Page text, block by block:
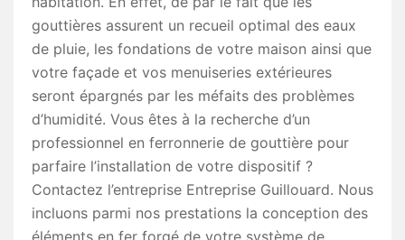
gouttières assurent un recueil optimal des eaux
de pluie, les fondations de votre maison ainsi que
votre façade et vos menuiseries extérieures
seront épargnés par les méfaits des problèmes
d’humidité. Vous êtes à la recherche d’un
professionnel en ferronnerie de gouttière pour
parfaire l’installation de votre dispositif ?
Contactez l’entreprise Entreprise Guillouard. Nous
incluons parmi nos prestations la conception des
éléments en fer forgé de votre système de